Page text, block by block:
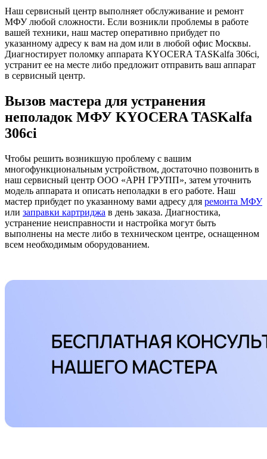
Наш сервисный центр выполняет обслуживание и ремонт
МФУ любой сложности. Если возникли проблемы в работе
вашей техники, наш мастер оперативно прибудет по
указанному адресу к вам на дом или в любой офис Москвы.
Диагностирует поломку аппарата KYOCERA TASKalfa 306ci,
устранит ее на месте либо предложит отправить ваш аппарат
в сервисный центр.
Вызов мастера для устранения
неполадок МФУ KYOCERA TASKalfa
306ci
Чтобы решить возникшую проблему с вашим
многофункциональным устройством, достаточно позвонить в
наш сервисный центр ООО «АРН ГРУПП», затем уточнить
модель аппарата и описать неполадки в его работе. Наш
мастер прибудет по указанному вами адресу для ремонта МФУ
или заправки картриджа в день заказа. Диагностика,
устранение неисправности и настройка могут быть
выполнены на месте либо в техническом центре, оснащенном
всем необходимым оборудованием.